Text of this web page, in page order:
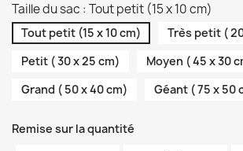
Taille du sac : Tout petit (15 x 10 cm)
Tout petit (15 x 10 cm)
Très petit (
Petit ( 30 x 25 cm)
Moyen ( 45 x 30
Grand ( 50 x 40 cm)
Géant ( 75 x 50
Remise sur la quantité